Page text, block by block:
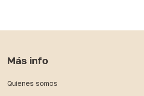
Más info
Quienes somos